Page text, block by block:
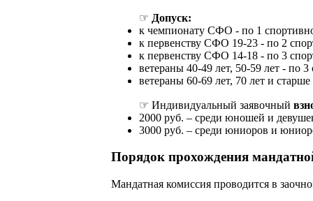
☞ Допуск:
к чемпионату СФО - по 1
к первенству СФО 19-23 - по 2
к первенству СФО 14-18 - по 3
ветераны 40-49 лет, 50-59 лет - по
ветераны 60-69 лет, 70 лет и старше
☞ Индивидуальный заявочный
2000 руб. – среди юношей и
3000 руб. – среди юниоров и
Порядок прохождения
Мандатная комиссия проводится в